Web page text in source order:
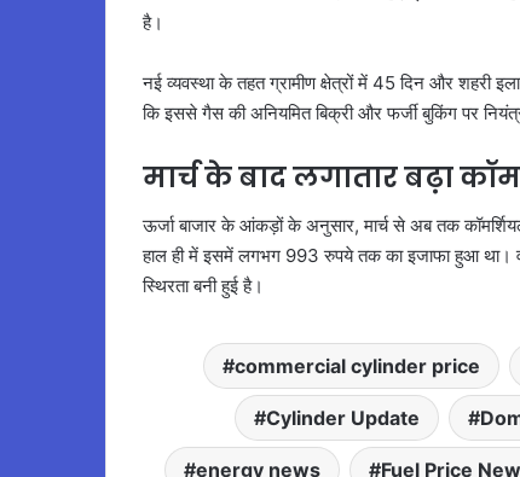
है।
नई व्यवस्था के तहत ग्रामीण क्षेत्रों में 45 दिन और शहरी
कि इससे गैस की अनियमित बिक्री और फर्जी बुकिंग पर
मार्च के बाद लगातार बढ़ा
ऊर्जा बाजार के आंकड़ों के अनुसार, मार्च से अब तक
हाल ही में इसमें लगभग 993 रुपये तक का इजाफा हुआ था।
स्थिरता बनी हुई है।
commercial cylinder price
Cylinder Update
energy news Fuel Price